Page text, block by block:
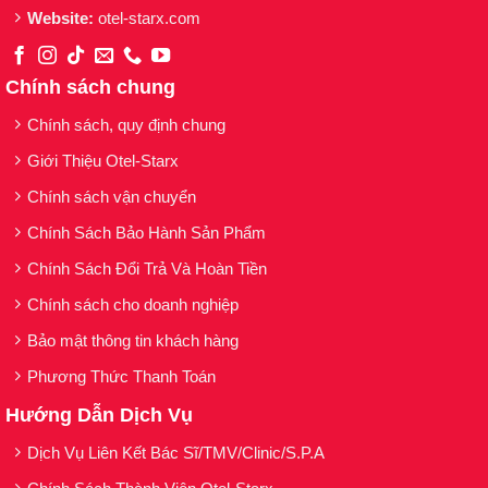
Website: otel-starx.com
Chính sách chung
Chính sách, quy định chung
Giới Thiệu Otel-Starx
Chính sách vận chuyển
Chính Sách Bảo Hành Sản Phẩm
Chính Sách Đổi Trả Và Hoàn Tiền
Chính sách cho doanh nghiệp
Bảo mật thông tin khách hàng
Phương Thức Thanh Toán
Hướng Dẫn Dịch Vụ
Dịch Vụ Liên Kết Bác Sĩ/TMV/Clinic/S.P.A